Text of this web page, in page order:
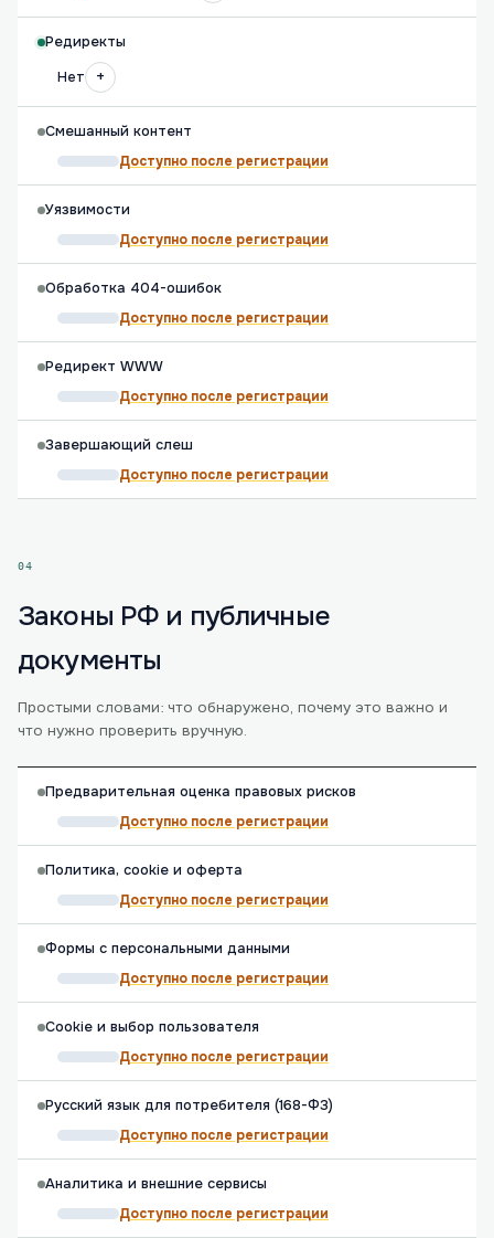
Редиректы
Нет
+
Смешанный контент
Доступно после регистрации
Уязвимости
Доступно после регистрации
Обработка 404-ошибок
Доступно после регистрации
Редирект WWW
Доступно после регистрации
Завершающий слеш
Доступно после регистрации
04
Законы РФ и публичные
документы
Простыми словами: что обнаружено, почему это важно и
что нужно проверить вручную.
Предварительная оценка правовых рисков
Доступно после регистрации
Политика, cookie и оферта
Доступно после регистрации
Формы с персональными данными
Доступно после регистрации
Cookie и выбор пользователя
Доступно после регистрации
Русский язык для потребителя (168-ФЗ)
Доступно после регистрации
Аналитика и внешние сервисы
Доступно после регистрации